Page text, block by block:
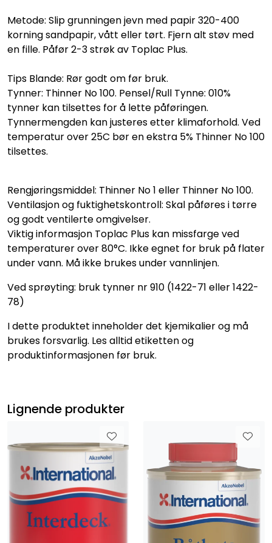
Metode: Slip grunningen jevn med papir 320-400
korning sandpapir, vått eller tørt. Fjern alt støv med
en fille. Påfør 2-3 strøk av Toplac Plus.
Tips Blande: Rør godt om før bruk.
Tynner: Thinner No 100. Pensel/Rull Tynne: 010%
tynner kan tilsettes for å lette påføringen.
Tynnermengden kan justeres etter klimaforhold. Ved
temperatur over 25C bør en ekstra 5% Thinner No 100
tilsettes.
Rengjøringsmiddel: Thinner No 1 eller Thinner No 100.
Ventilasjon og fuktighetskontroll: Skal påføres i tørre
og godt ventilerte omgivelser.
Viktig informasjon Toplac Plus kan missfarge ved
temperaturer over 80°C. Ikke egnet for bruk på flater
under vann. Må ikke brukes under vannlinjen.
Ved sprøyting: bruk tynner nr 910 (1422-71 eller 1422-
78)
I dette produktet inneholder det kjemikalier og må
brukes forsvarlig. Les alltid etiketten og
produktinformasjonen før bruk.
Lignende produkter